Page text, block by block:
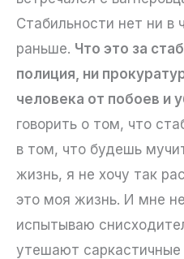
Стабильности нет ни в
раньше. Что это за
полиция, ни
человека от побоев и
говорить о том, что
в том, что будешь
жизнь, я не хочу так
это моя жизнь. И мне
испытываю
утешают саркастичные